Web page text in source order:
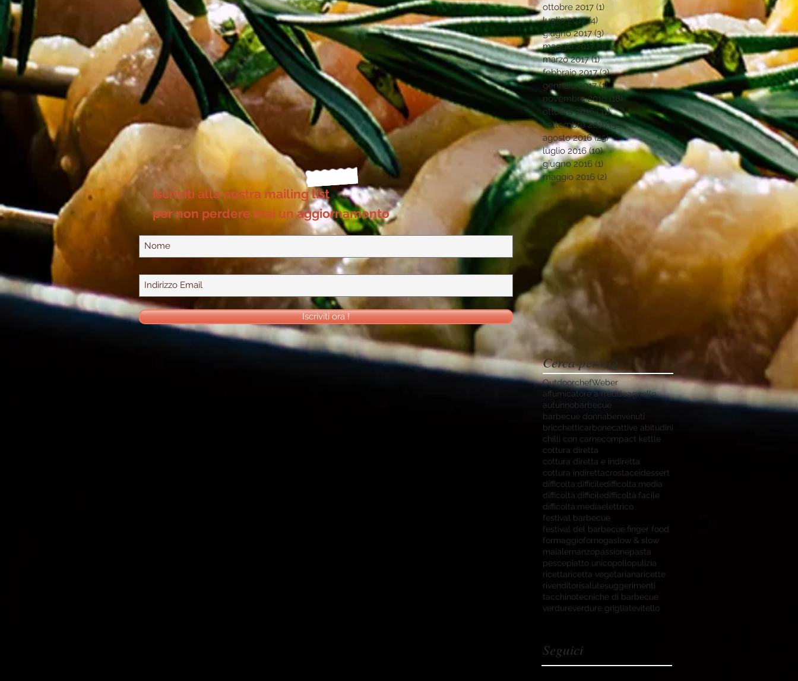
Iscriviti alla nostra mailing list
per non perdere mai un aggiornamento
Iscriviti ora !
ottobre 2017 (1)
luglio 2017 (4)
giugno 2017 (3)3 post
maggio 2017 (3)3 post
marzo 2017 (1)1 post
febbraio 2017 (3)3 post
gennaio 2017 (1)1 post
novembre 2016 (18) 18 post
ottobre 2016 (31)31 post
settembre 2016 (30)30 post
agosto 2016 (25)25 post
luglio 2016 (10)10 post
giugno 2016 (1) 1 post
maggio 2016 (2)
Cerca per tag
OutdoorchefWeber
affumicatore a freddoagnello
autunnobarbecue
barbecue donnabenvenuti
bricchetticarbonecattive abitudini
chilli con carnecompact kettle
cottura diretta
cottura diretta e indiretta
cottura indirettacrostaceidessert
difficolta:difficiledifficolta:media
difficoltà:difficiledifficoltà:facile
difficoltà:mediaelettrico
festival barbecue
festival del barbecue, finger food
formaggiofornogaslow & slow
maialemanzopassionepasta
pescepiatto unicopollopulizia
ricettaricetta vegetarianaricette
rivenditorisalutesuggerimenti
tacchinotecniche di barbecue
verdureverdure grigliatevitello
Seguici